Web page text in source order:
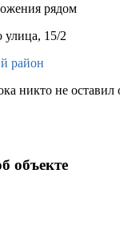
рядом
улица, 15/2
район
никто не
объекте